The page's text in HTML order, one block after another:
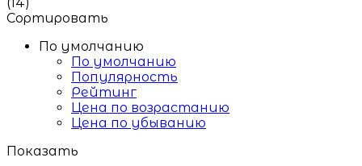
Сортировать
По умолчанию
По умолчанию
Популярность
Рейтинг
Цена по возрастанию
Цена по убыванию
Показать